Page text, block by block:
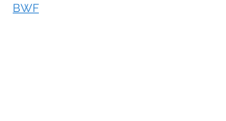
BWF